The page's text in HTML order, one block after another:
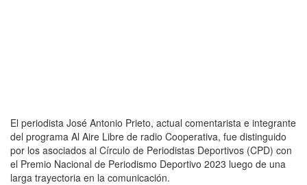
El periodista José Antonio Prieto, actual comentarista e integrante
del programa Al Aire Libre de radio Cooperativa, fue distinguido
por los asociados al Círculo de Periodistas Deportivos (CPD) con
el Premio Nacional de Periodismo Deportivo 2023 luego de una
larga trayectoria en la comunicación.